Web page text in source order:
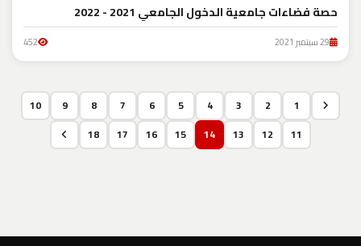
حصة فضاءات جامعية الدخول الجامعي 2021 - 2022
29 سبتمبر 2021 452
1
2
3
4
5
6
7
8
9
10
11
12
13
14
15
16
17
18